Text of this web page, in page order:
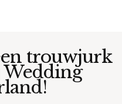
trouwjurk